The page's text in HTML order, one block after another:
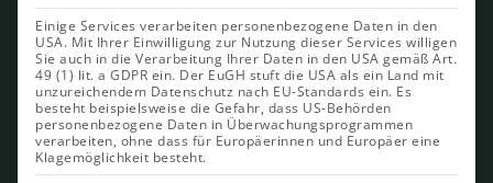
Einige Services verarbeiten personenbezogene Daten in den
USA. Mit Ihrer Einwilligung zur Nutzung dieser Services willigen
Sie auch in die Verarbeitung Ihrer Daten in den USA gemäß Art.
49 (1) lit. a GDPR ein. Der EuGH stuft die USA als ein Land mit
unzureichendem Datenschutz nach EU-Standards ein. Es
besteht beispielsweise die Gefahr, dass US-Behörden
personenbezogene Daten in Überwachungsprogrammen
verarbeiten, ohne dass für Europäerinnen und Europäer eine
Klagemöglichkeit besteht.